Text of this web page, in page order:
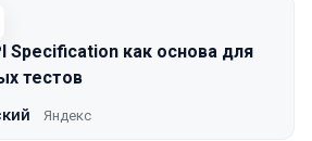
Specification как основа для
тестов
Яндекс